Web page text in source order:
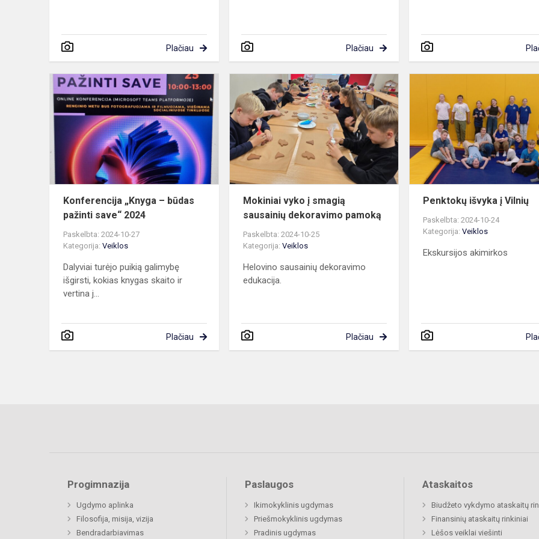
Plačiau Plačiau
„Knyga
būdas
pažinti
save“
2024
Konferencija „Knyga – būdas
pažinti save“ 2024
Paskelbta: 2024-10-27
Kategorija: Veiklos
Dalyviai turėjo puikią galimybę
išgirsti, kokias knygas skaito ir
vertina j...
Plačiau
vyko
į
smagią
sausainių
dekoravimo
pamoką
Mokiniai vyko į smagią
sausainių dekoravimo pamoką
Paskelbta: 2024-10-25
Kategorija:Veiklos
Helovino sausainių dekoravimo
edukacija.
Plačiau
Penktokų išvyka į Vilnių
Paskelbta: 2024-10-24
Kategorija:Veiklos
Ekskursijos akimirkos
Progimnazija
Ugdymo aplinka
Filosofija, misija, vizija
Bendradarbiavimas
Paslaugos
Ikimokyklinis ugdymas
Priešmokyklinis ugdymas
Pradinis ugdymas
Ataskaitos
Biudžeto vykdymo ataskaitų
Finansinių ataskaitų rinkiniai
Lėšos veiklai viešinti